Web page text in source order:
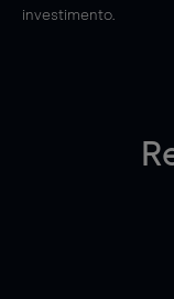
investimento.